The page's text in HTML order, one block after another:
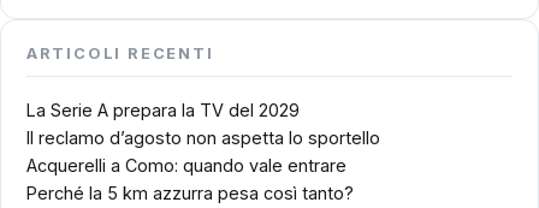
ARTICOLI RECENTI
La Serie A prepara la TV del 2029
Il reclamo d’agosto non aspetta lo sportello
Acquerelli a Como: quando vale entrare
Perché la 5 km azzurra pesa così tanto?